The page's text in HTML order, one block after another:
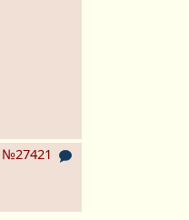
№27421